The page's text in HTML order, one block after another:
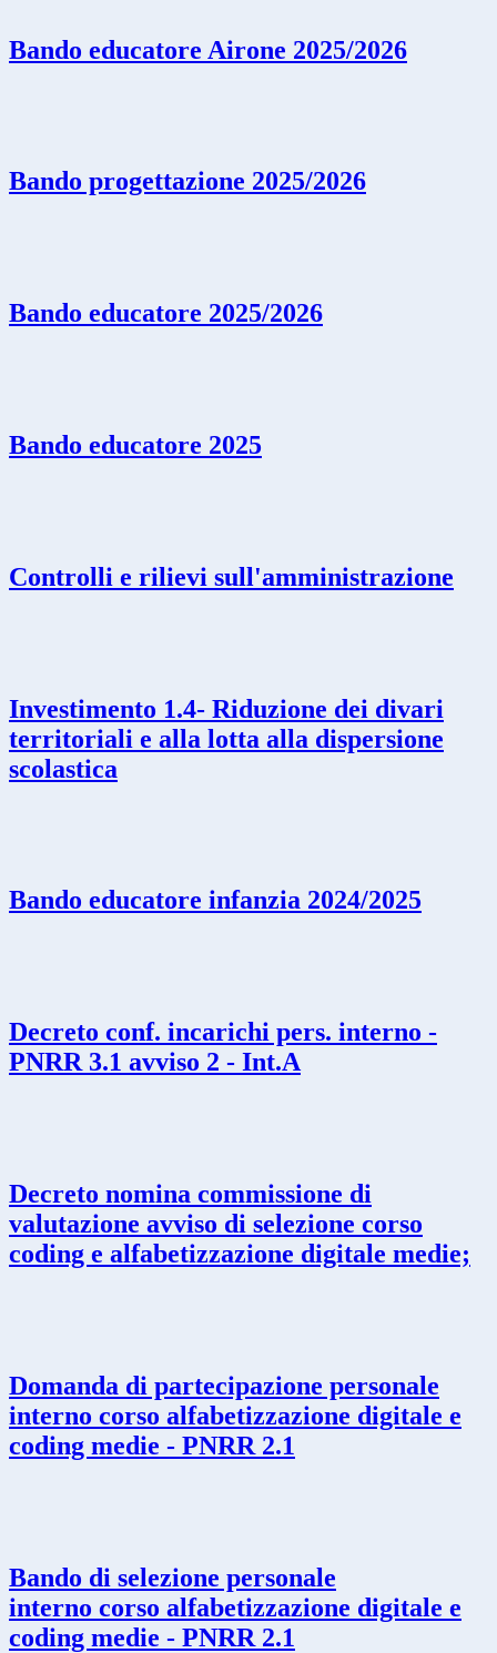
Bando educatore Airone 2025/2026
Bando progettazione 2025/2026
Bando educatore 2025/2026
Bando educatore 2025
Controlli e rilievi sull'amministrazione
Investimento 1.4- Riduzione dei divari
territoriali e alla lotta alla dispersione
scolastica
Bando educatore infanzia 2024/2025
Decreto conf. incarichi pers. interno -
PNRR 3.1 avviso 2 - Int.A
Decreto nomina commissione di
valutazione avviso di selezione corso
coding e alfabetizzazione digitale medie;
Domanda di partecipazione personale
interno corso alfabetizzazione digitale e
coding medie - PNRR 2.1
Bando di selezione personale
interno corso alfabetizzazione digitale e
coding medie - PNRR 2.1